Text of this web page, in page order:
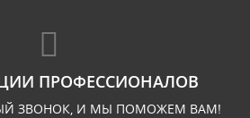
ПРОФЕССИОНАЛОВ
ЗВОНОК, И МЫ ПОМОЖЕМ ВАМ!